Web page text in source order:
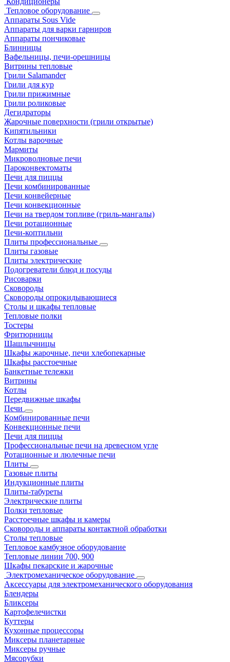
Тепловое оборудование
Аппараты Sous Vide
Аппараты для варки гарниров
Аппараты пончиковые
Блинницы
Вафельницы, печи-орешницы
Витрины тепловые
Грили Salamander
Грили для кур
Грили прижимные
Грили роликовые
Дегидраторы
Жарочные поверхности (грили открытые)
Кипятильники
Котлы варочные
Мармиты
Микроволновые печи
Пароконвектоматы
Печи для пиццы
Печи комбинированные
Печи конвейерные
Печи конвекционные
Печи на твердом топливе (гриль-мангалы)
Печи ротационные
Печи-коптильни
Плиты профессиональные
Плиты газовые
Плиты электрические
Подогреватели блюд и посуды
Рисоварки
Сковороды
Сковороды опрокидывающиеся
Столы и шкафы тепловые
Тепловые полки
Тостеры
Фритюрницы
Шашлычницы
Шкафы жарочные, печи хлебопекарные
Шкафы расстоечные
Банкетные тележки
Витрины
Котлы
Передвижные шкафы
Печи
Комбинированные печи
Конвекционные печи
Печи для пиццы
Профессиональные печи на древесном угле
Ротационные и люлечные печи
Плиты
Газовые плиты
Индукционные плиты
Плиты-табуреты
Электрические плиты
Полки тепловые
Расстоечные шкафы и камеры
Сковороды и аппараты контактной обработки
Столы тепловые
Тепловое камбузное оборудование
Тепловые линии 700, 900
Шкафы пекарские и жарочные
Электромеханическое оборудование
Аксессуары для электромеханического оборудования
Блендеры
Бликсеры
Картофелечистки
Куттеры
Кухонные процессоры
Миксеры планетарные
Миксеры ручные
Мясорубки